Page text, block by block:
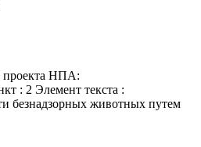
проекта НПА:
: 2 Элемент текста :
безнадзорных животных путем